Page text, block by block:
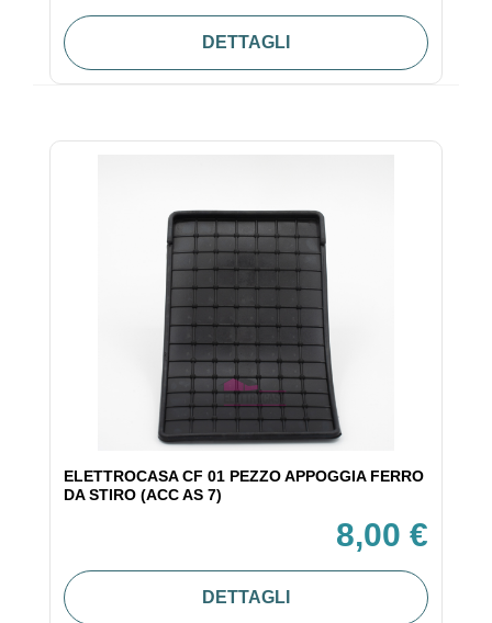
DETTAGLI
ELETTROCASA CF 01 PEZZO APPOGGIA FERRO
DA STIRO (ACC AS 7)
8,00 €
DETTAGLI